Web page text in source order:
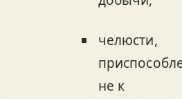
челюсти,
не к